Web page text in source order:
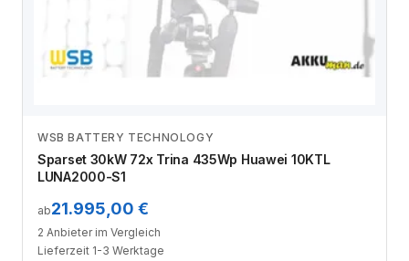
Anbieter vergleichen
WSB BATTERY TECHNOLOGY
Sparset 30kW 72x Trina 435Wp Huawei 10KTL
LUNA2000-S1
ab21.995,00 €
2 Anbieter im Vergleich
Lieferzeit 1-3 Werktage